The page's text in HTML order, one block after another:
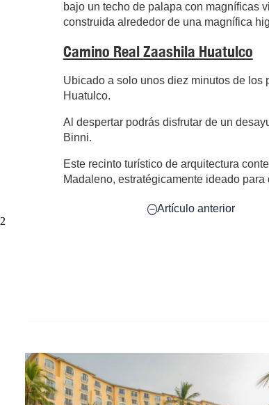
bajo un techo de palapa con magníficas
construida alrededor de una magnífica
Camino Real Zaashila Huatulco
Ubicado a solo unos diez minutos de
Huatulco.
Al despertar podrás disfrutar de un
Binni.
Este recinto turístico de arquitectura
Madaleno, estratégicamente ideado
Artículo anterior
2